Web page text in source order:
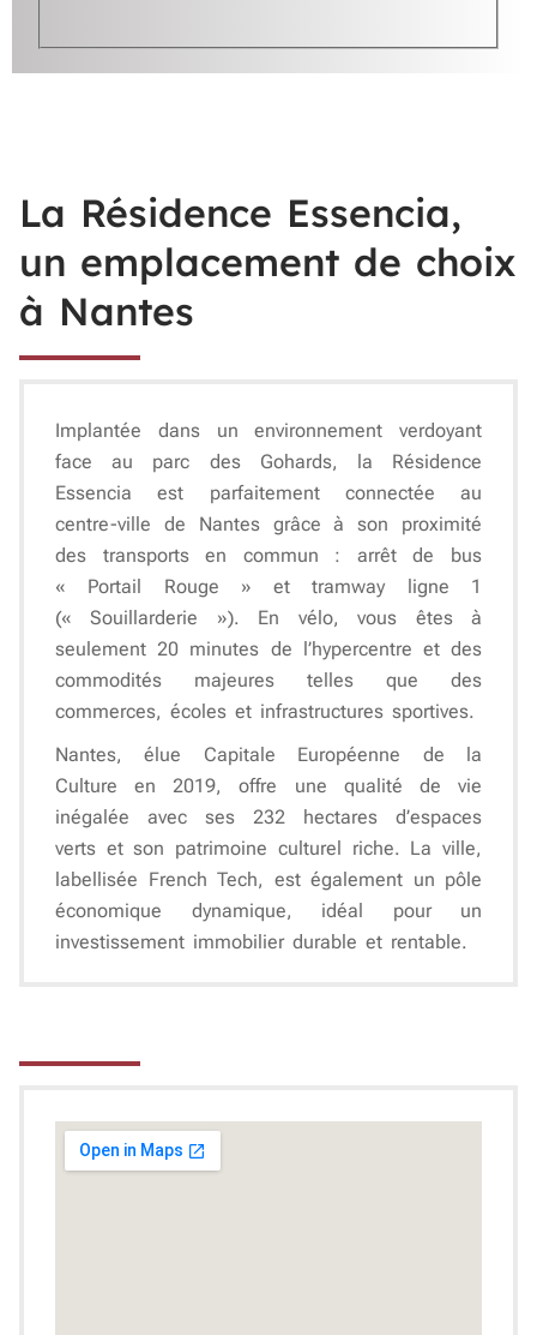
La Résidence Essencia,
un emplacement de choix
à Nantes
Implantée dans un environnement verdoyant
face au parc des Gohards, la Résidence
Essencia est parfaitement connectée au
centre-ville de Nantes grâce à son proximité
des transports en commun : arrêt de bus
« Portail Rouge » et tramway ligne 1
(« Souillarderie »). En vélo, vous êtes à
seulement 20 minutes de l’hypercentre et des
commodités majeures telles que des
commerces, écoles et infrastructures sportives.
Nantes, élue Capitale Européenne de la
Culture en 2019, offre une qualité de vie
inégalée avec ses 232 hectares d’espaces
verts et son patrimoine culturel riche. La ville,
labellisée French Tech, est également un pôle
économique dynamique, idéal pour un
investissement immobilier durable et rentable.